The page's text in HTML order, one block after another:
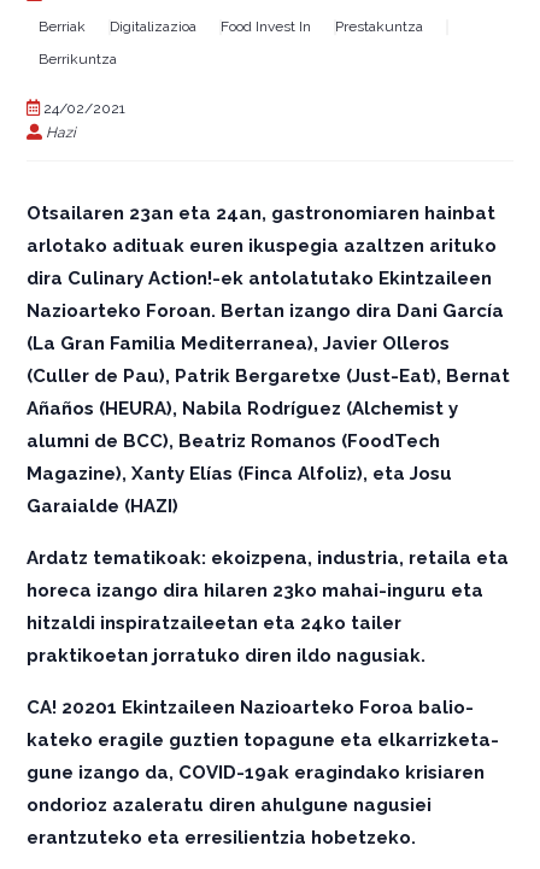
Berriak Digitalizazioa Food Invest In
Prestakuntza
Berrikuntza
24/02/2021
Hazi
Otsailaren 23an eta 24an, gastronomiaren hainbat
arlotako adituak euren ikuspegia azaltzen arituko
dira Culinary Action!-ek antolatutako Ekintzaileen
Nazioarteko Foroan. Bertan izango dira Dani García
(La Gran Familia Mediterranea), Javier Olleros
(Culler de Pau), Patrik Bergaretxe (Just-Eat), Bernat
Añaños (HEURA), Nabila Rodríguez (Alchemist y
alumni de BCC), Beatriz Romanos (FoodTech
Magazine), Xanty Elías (Finca Alfoliz), eta Josu
Garaialde (HAZI)
Ardatz tematikoak: ekoizpena, industria, retaila eta
horeca izango dira hilaren 23ko mahai-inguru eta
hitzaldi inspiratzaileetan eta 24ko tailer
praktikoetan jorratuko diren ildo nagusiak.
CA! 20201 Ekintzaileen Nazioarteko Foroa balio-
kateko eragile guztien topagune eta elkarrizketa-
gune izango da, COVID-19ak eragindako krisiaren
ondorioz azaleratu diren ahulgune nagusiei
erantzuteko eta erresilientzia hobetzeko.